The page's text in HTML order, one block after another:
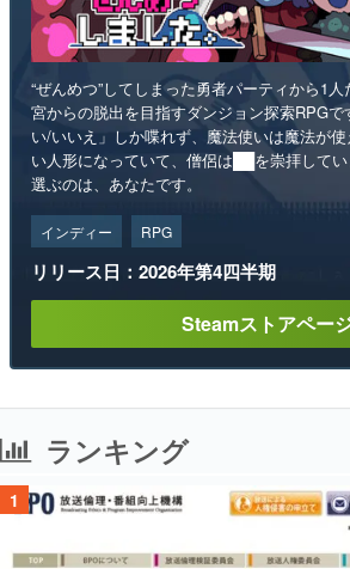
“ぜんめつ”してしまった勇者パーティから1
宮からの脱出を目指すダンジョン探索RPG
い/いいえ」しか喋れず、魔法使いは魔法が
い人形になっていて、僧侶は██を崇拝して
選ぶのは、あなたです。
インディー RPG
リリース日：2026年第4四半期
Steamストアペー
ランキング
1